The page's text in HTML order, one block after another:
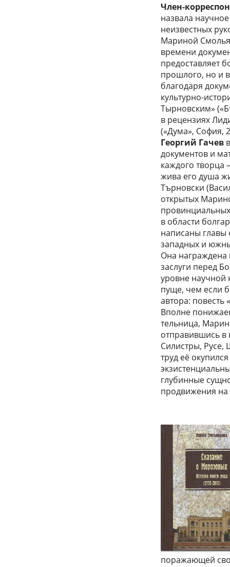
Член-
назвала
неизвестных
Мариной
времени
предоставляет
прошлого, но и
благодаря
культурно-
Тырновским»
в рецензиях
(«Дума», София,
Георгий Гачев
документов и
каждого творца
жива его душа
Търновски
открытых
в области
написаны главы
западных и
Она
за­слуги перед
уровне научной
пуще, чем если
автора: повесть
Вполне
тельница,
отправившись в
Силистры, Русе,
труд её
глубинные
продвижения на
поражающей